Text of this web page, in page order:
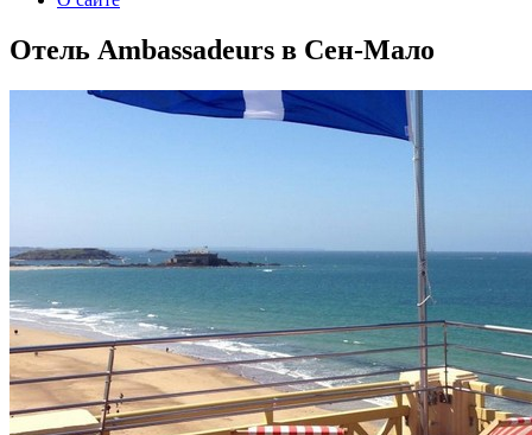
Отель Ambassadeurs в Сен-Мало